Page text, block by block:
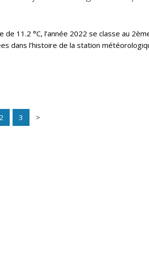
11.2 °C, l’année 2022 se classe au
dans l’histoire de la station
2 3